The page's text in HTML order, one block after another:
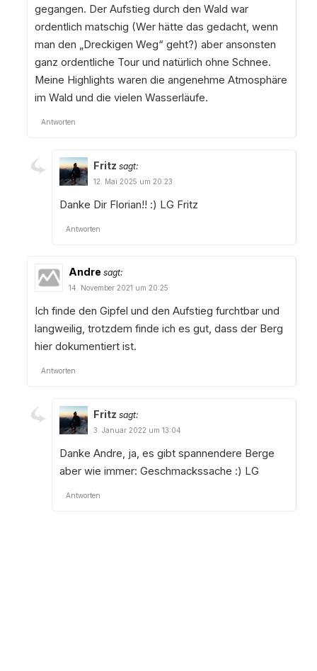
gegangen. Der Aufstieg durch den Wald war
ordentlich matschig (Wer hätte das gedacht, wenn
man den „Dreckigen Weg“ geht?) aber ansonsten
ganz ordentliche Tour und natürlich ohne Schnee.
Meine Highlights waren die angenehme Atmosphäre
im Wald und die vielen Wasserläufe.
Antworten
Fritz sagt:
12. Mai 2025 um 20:23
Danke Dir Florian!! :) LG Fritz
Antworten
Andre sagt:
14. November 2021 um 20:25
Ich finde den Gipfel und den Aufstieg furchtbar und
langweilig, trotzdem finde ich es gut, dass der Berg
hier dokumentiert ist.
Antworten
Fritz sagt:
3. Januar 2022 um 13:04
Danke Andre, ja, es gibt spannendere Berge
aber wie immer: Geschmackssache :) LG
Antworten